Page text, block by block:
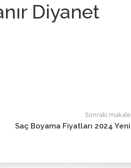
Diyanet
Sonraki makale
Saç Boyama Fiyatları 2024 Yeni